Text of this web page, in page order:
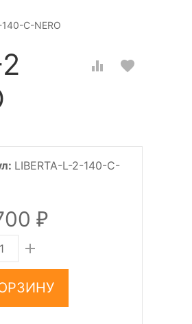
C-NERO
LIBERTA-L-2-140-C-
₽